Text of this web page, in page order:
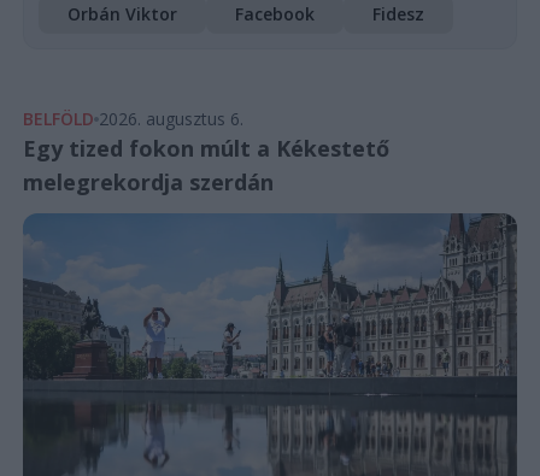
Orbán Viktor
Facebook Fidesz
BELFÖLD 2026. augusztus 6.
Egy tized fokon múlt a Kékestető
melegrekordja szerdán